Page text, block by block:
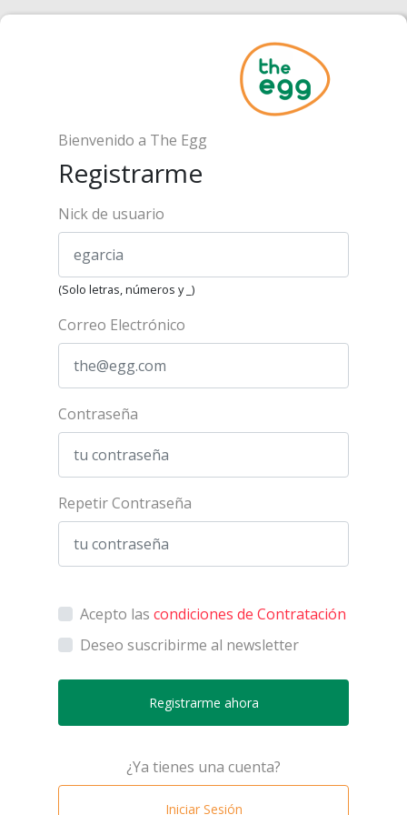
Bienvenido a The Egg
Registrarme
Nick de usuario
(Solo letras, números y _)
Correo Electrónico
Contraseña
Repetir Contraseña
Acepto las condiciones de Contratación
Deseo suscribirme al newsletter
Registrarme ahora
¿Ya tienes una cuenta?
Iniciar Sesión